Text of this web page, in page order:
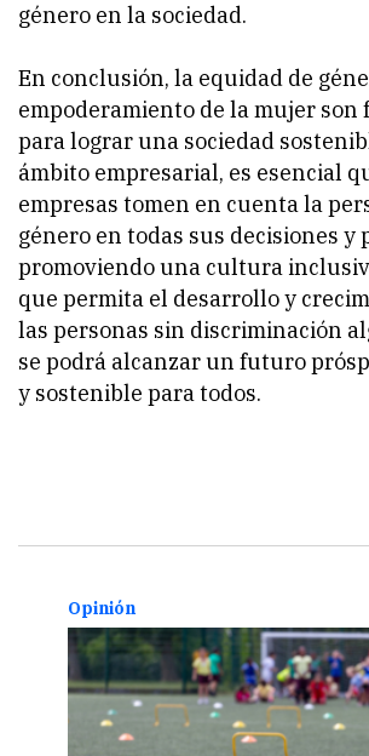
género en la sociedad.
En conclusión, la equidad de
empoderamiento de la mujer son
para lograr una sociedad
ámbito empresarial, es esencial
empresas tomen en cuenta la
género en todas sus decisiones y
promoviendo una cultura
que permita el desarrollo y
las personas sin discriminación
se podrá alcanzar un futuro
y sostenible para todos.
Opinión